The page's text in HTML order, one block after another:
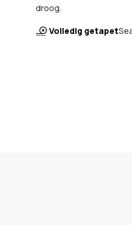
droog.
Volledig getapet